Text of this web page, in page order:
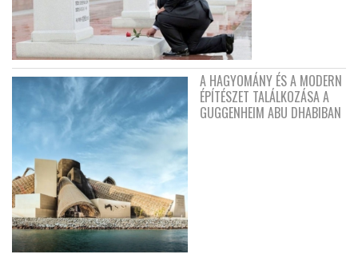
A HAGYOMÁNY ÉS A MODERN
ÉPÍTÉSZET TALÁLKOZÁSA A
GUGGENHEIM ABU DHABIBAN